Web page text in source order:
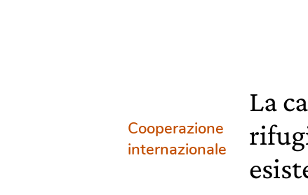
Cooperazione
internazionale
La